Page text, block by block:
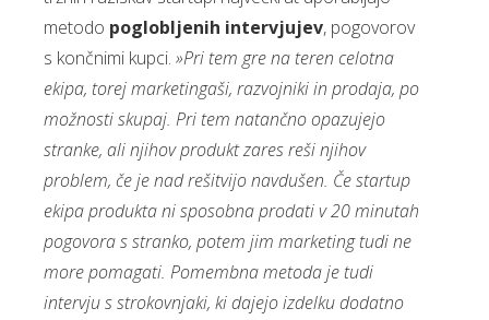
metodo poglobljenih intervjujev, pogovorov
s končnimi kupci. »Pri tem gre na teren celotna
ekipa, torej marketingaši, razvojniki in prodaja, po
možnosti skupaj. Pri tem natančno opazujejo
stranke, ali njihov produkt zares reši njihov
problem, če je nad rešitvijo navdušen. Če startup
ekipa produkta ni sposobna prodati v 20 minutah
pogovora s stranko, potem jim marketing tudi ne
more pomagati. Pomembna metoda je tudi
intervju s strokovnjaki, ki dajejo izdelku dodatno